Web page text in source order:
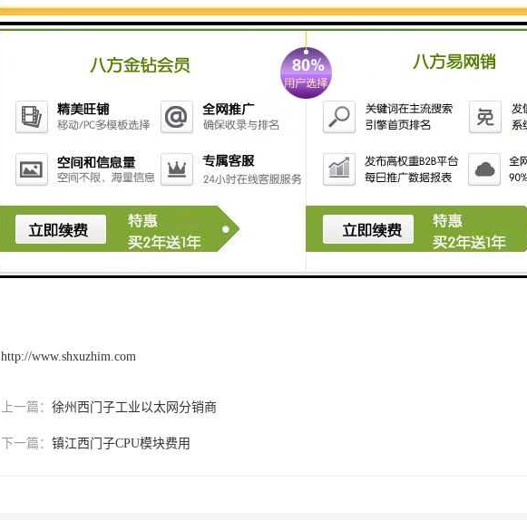
西门子触摸屏拥有多种型号和规格，以满足不同行业的需求。例如，HMI按键面板适用于多
SMART 700、SMART 1000、TD400C等型号；普通面板则有OP 73、OP 77A、OP 77B等。
在我们的实体，您将找到的西门子触摸屏系列产品，我们提供诚信的价格优势、的保和大量
题**换新产品，让您放心使用。
西门子触摸屏的广泛应用和良好性能使其成为工程自动化领域的可以选择，如需了解多详情
与您的合作，为您提供的产品务。
http://www.shxuzhim.com
上一篇： 徐州西门子工业以太网分销商
下一篇： 镇江西门子CPU模块费用